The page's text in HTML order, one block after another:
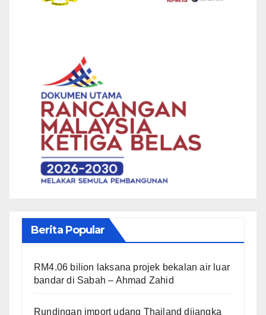
Berita Popular
RM4.06 bilion laksana projek bekalan air luar
bandar di Sabah – Ahmad Zahid
Rundingan import udang Thailand dijangka